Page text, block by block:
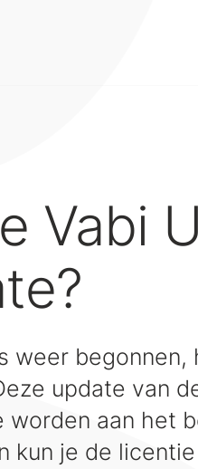
Vabi
weer
update van
worden aan het
kun je de